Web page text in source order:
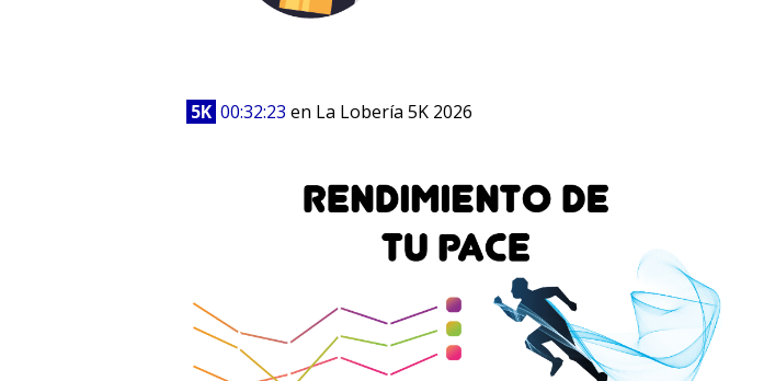
5K 00:32:23 en La Lobería 5K 2026